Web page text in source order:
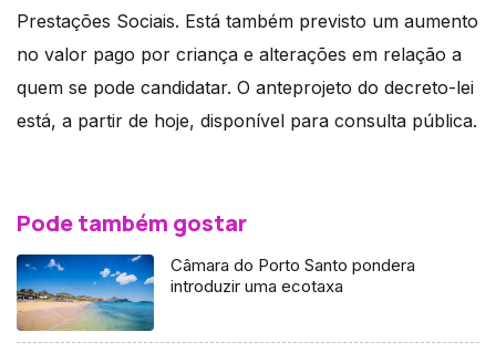
Prestações Sociais. Está também previsto um aumento
no valor pago por criança e alterações em relação a
quem se pode candidatar. O anteprojeto do decreto-lei
está, a partir de hoje, disponível para consulta pública.
Pode também gostar
Câmara do Porto Santo pondera
introduzir uma ecotaxa